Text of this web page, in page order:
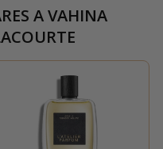
AVAHINA